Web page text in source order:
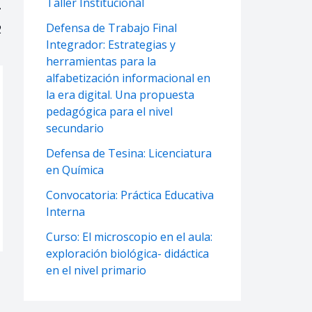
Defensa de Trabajo Final
Integrador: Estrategias y
herramientas para la
alfabetización informacional en
la era digital. Una propuesta
pedagógica para el nivel
secundario
Defensa de Tesina: Licenciatura
en Química
Convocatoria: Práctica Educativa
Interna
Curso: El microscopio en el aula:
exploración biológica- didáctica
en el nivel primario